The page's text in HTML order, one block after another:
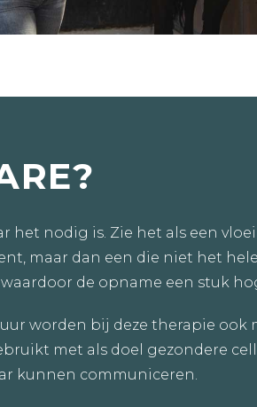
het nodig is. Zie het als een
maar dan een die niet het
de opname een stuk
worden bij deze therapie ook
met als doel gezondere
kunnen communiceren.